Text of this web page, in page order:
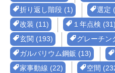
折り返し階段 (1)
選定
改装 (11)
１年点検 (31)
玄関 (193)
グレーチン
ガルバリウム鋼鈑 (13)
家事動線 (22)
空間